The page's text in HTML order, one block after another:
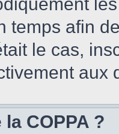
temps afin
le cas,
aux
la COPPA ?